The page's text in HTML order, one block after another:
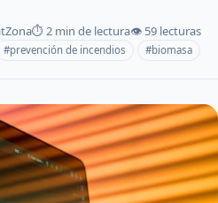
⏱️ 2 min de lectura👁️ 59 lecturas
#prevención de incendios #biomasa